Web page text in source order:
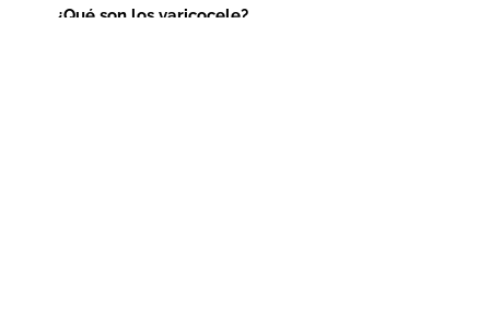
¿Qué son los varicocele?